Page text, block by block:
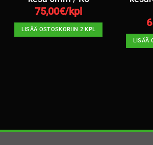
75,00€/kpl
LISÄÄ OSTOSKORIIN 2 KPL
LISÄÄ